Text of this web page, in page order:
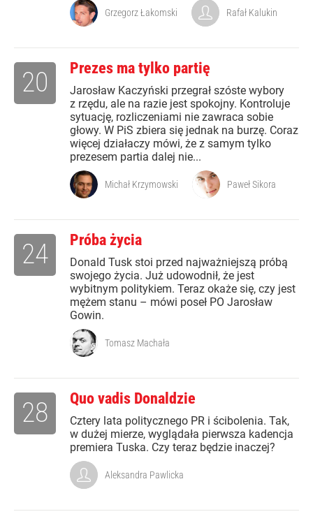
Grzegorz Łakomski Rafał Kalukin
Prezes ma tylko partię
Jarosław Kaczyński przegrał szóste wybory
z rzędu, ale na razie jest spokojny. Kontroluje
sytuację, rozliczeniami nie zawraca sobie
głowy. W PiS zbiera się jednak na burzę. Coraz
więcej działaczy mówi, że z samym tylko
prezesem partia dalej nie...
20
Michał Krzymowski Paweł Sikora
Próba życia
Donald Tusk stoi przed najważniejszą próbą
swojego życia. Już udowodnił, że jest
wybitnym politykiem. Teraz okaże się, czy jest
mężem stanu – mówi poseł PO Jarosław
Gowin.
24
Tomasz Machała
Quo vadis Donaldzie
Cztery lata politycznego PR i ścibolenia. Tak,
w dużej mierze, wyglądała pierwsza kadencja
premiera Tuska. Czy teraz będzie inaczej?
28
Aleksandra Pawlicka